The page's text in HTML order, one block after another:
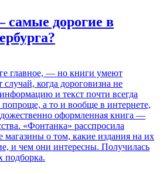
дорогие в
главное, — но книги умеют
когда дороговизна не
и текст почти всегда
а то и вообще в интернете,
оформленная книга —
«Фонтанка» расспросила
магазины о том, какие издания на их
и чем они интересны. Получилась
подборка.